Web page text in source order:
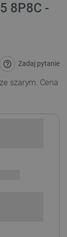
8P8C -
Zadaj pytanie
szarym. Cena